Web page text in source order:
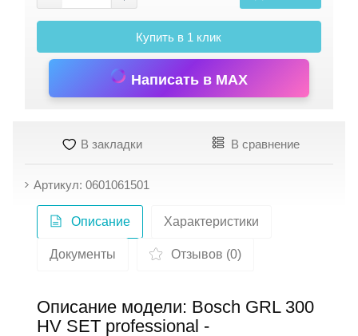
Купить в 1 клик
Написать в MAX
В закладки В сравнение
Артикул: 0601061501
Описание Характеристики
Документы Отзывов (0)
Описание модели: Bosch GRL 300
HV SET professional -